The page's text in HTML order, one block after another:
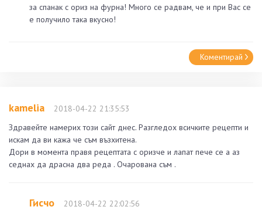
за спанак с ориз на фурна! Много се радвам, че и при Вас се
е получило така вкусно!
Коментирай
kamelia
2018-04-22 21:35:53
Здравейте намерих този сайт днес. Разгледох всичките рецепти и
искам да ви кажа че съм възхитена.
Дори в момента правя рецептата с оризче и лапат пече се а аз
седнах да драсна два реда . Очарована съм .
Гисчо
2018-04-22 22:02:56